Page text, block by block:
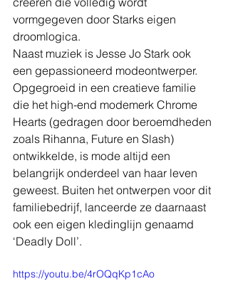
vormgegeven door Starks eigen
droomlogica.
Naast muziek is Jesse Jo Stark ook
een gepassioneerd modeontwerper.
Opgegroeid in een creatieve familie
die het high-end modemerk Chrome
Hearts (gedragen door beroemdheden
zoals Rihanna, Future en Slash)
ontwikkelde, is mode altijd een
belangrijk onderdeel van haar leven
geweest. Buiten het ontwerpen voor dit
familiebedrijf, lanceerde ze daarnaast
ook een eigen kledinglijn genaamd
‘Deadly Doll’.
https://youtu.be/4rOQqKp1cAo